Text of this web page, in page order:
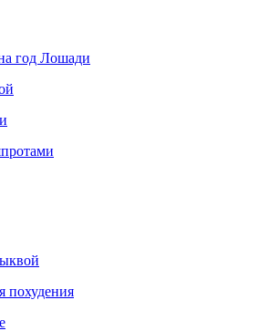
год Лошади
похудения